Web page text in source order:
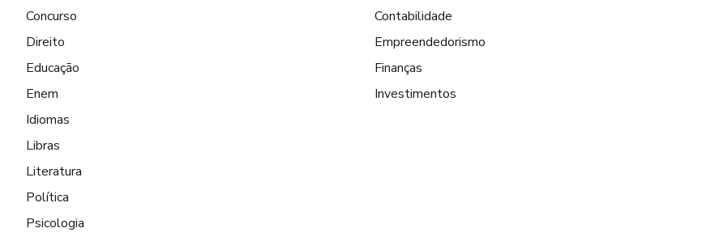
Concurso
Direito
Educação
Enem
Idiomas
Libras
Literatura
Política
Psicologia
Contabilidade
Empreendedorismo
Finanças
Investimentos